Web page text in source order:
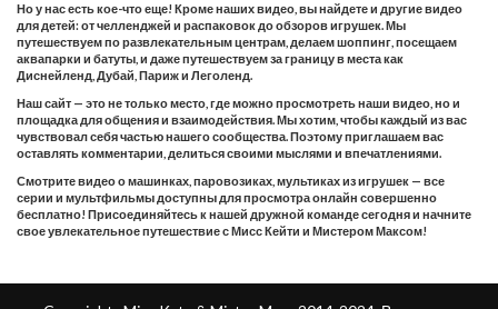
Но у нас есть кое-что еще! Кроме наших видео, вы найдете и другие видео
для детей: от челленджей и распаковок до обзоров игрушек. Мы
путешествуем по развлекательным центрам, делаем шоппинг, посещаем
аквапарки и батуты, и даже путешествуем за границу в места как
Диснейленд, Дубай, Париж и Леголенд.
Наш сайт — это не только место, где можно просмотреть наши видео, но и
площадка для общения и взаимодействия. Мы хотим, чтобы каждый из вас
чувствовал себя частью нашего сообщества. Поэтому приглашаем вас
оставлять комментарии, делиться своими мыслями и впечатлениями.
Смотрите видео о машинках, паровозиках, мультиках из игрушек — все
серии и мультфильмы доступны для просмотра онлайн совершенно
бесплатно! Присоединяйтесь к нашей дружной команде сегодня и начните
свое увлекательное путешествие с Мисс Кейти и Мистером Максом!